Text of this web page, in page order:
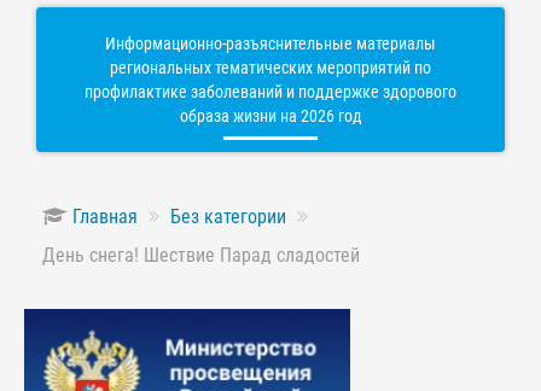
Информационно-разъяснительные материалы
региональных тематических мероприятий по
профилактике заболеваний и поддержке здорового
образа жизни на 2026 год
Главная
Без категории
День снега! Шествие Парад сладостей